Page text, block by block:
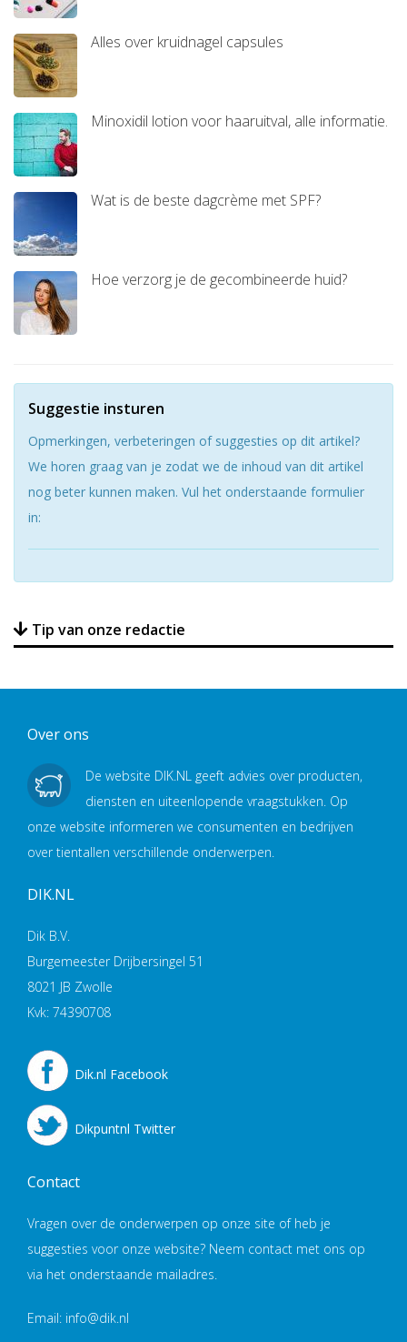
Alles over kruidnagel capsules
Minoxidil lotion voor haaruitval, alle informatie.
Wat is de beste dagcrème met SPF?
Hoe verzorg je de gecombineerde huid?
Suggestie insturen
Opmerkingen, verbeteringen of suggesties op dit artikel?
We horen graag van je zodat we de inhoud van dit artikel
nog beter kunnen maken. Vul het onderstaande formulier
in:
Tip van onze redactie
Over ons
De website DIK.NL geeft advies over producten,
diensten en uiteenlopende vraagstukken. Op
onze website informeren we consumenten en bedrijven
over tientallen verschillende onderwerpen.
DIK.NL
Dik B.V.
Burgemeester Drijbersingel 51
8021 JB Zwolle
Kvk: 74390708
Dik.nl Facebook
Dikpuntnl Twitter
Contact
Vragen over de onderwerpen op onze site of heb je
suggesties voor onze website? Neem contact met ons op
via het onderstaande mailadres.
Email: info@dik.nl